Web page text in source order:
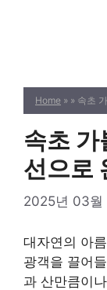
Home » » 속초
속초
선으로
2025년 03월
대자연의 아
광객을 끌어
과 산만큼이